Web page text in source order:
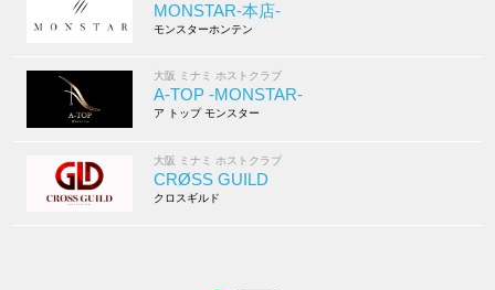
MONSTAR-本店-
モンスターホンテン
大阪 ミナミ ホストクラブ
A-TOP -MONSTAR-
ア トップ モンスター
大阪 ミナミ ホストクラブ
CRØSS GUILD
クロスギルド